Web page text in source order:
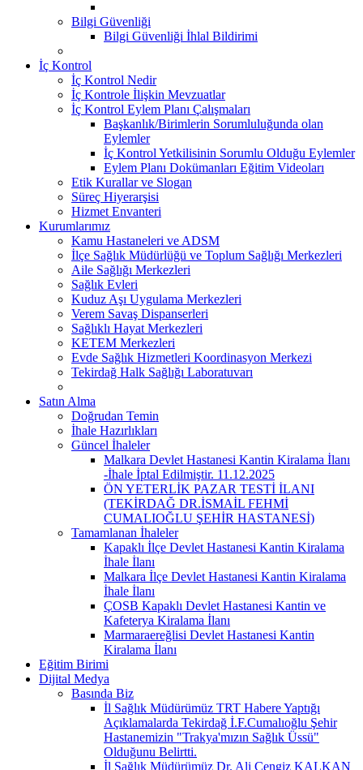
Bilgi Güvenliği
Bilgi Güvenliği İhlal Bildirimi
İç Kontrol
İç Kontrol Nedir
İç Kontrole İlişkin Mevzuatlar
İç Kontrol Eylem Planı Çalışmaları
Başkanlık/Birimlerin Sorumluluğunda olan
Eylemler
İç Kontrol Yetkilisinin Sorumlu Olduğu Eylemler
Eylem Planı Dokümanları Eğitim Videoları
Etik Kurallar ve Slogan
Süreç Hiyerarşisi
Hizmet Envanteri
Kurumlarımız
Kamu Hastaneleri ve ADSM
İlçe Sağlık Müdürlüğü ve Toplum Sağlığı Merkezleri
Aile Sağlığı Merkezleri
Sağlık Evleri
Kuduz Aşı Uygulama Merkezleri
Verem Savaş Dispanserleri
Sağlıklı Hayat Merkezleri
KETEM Merkezleri
Evde Sağlık Hizmetleri Koordinasyon Merkezi
Tekirdağ Halk Sağlığı Laboratuvarı
Satın Alma
Doğrudan Temin
İhale Hazırlıkları
Güncel İhaleler
Malkara Devlet Hastanesi Kantin Kiralama İlanı
-İhale İptal Edilmiştir. 11.12.2025
ÖN YETERLİK PAZAR TESTİ İLANI
(TEKİRDAĞ DR.İSMAİL FEHMİ
CUMALIOĞLU ŞEHİR HASTANESİ)
Tamamlanan İhaleler
Kapaklı İlçe Devlet Hastanesi Kantin Kiralama
İhale İlanı
Malkara İlçe Devlet Hastanesi Kantin Kiralama
İhale İlanı
ÇOSB Kapaklı Devlet Hastanesi Kantin ve
Kafeterya Kiralama İlanı
Marmaraereğlisi Devlet Hastanesi Kantin
Kiralama İlanı
Eğitim Birimi
Dijital Medya
Basında Biz
İl Sağlık Müdürümüz TRT Habere Yaptığı
Açıklamalarda Tekirdağ İ.F.Cumalıoğlu Şehir
Hastanemizin "Trakya'mızın Sağlık Üssü"
Olduğunu Belirtti.
İl Sağlık Müdürümüz Dr. Ali Cengiz KALKAN